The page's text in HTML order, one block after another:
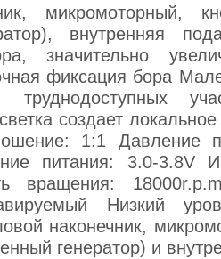
микромоторный,
внутренняя
значительно
фиксация бора
труднодоступных
создает
1:1 Давление
питания: 3.0-3.8V
вращения:
Низкий
наконечник,
генератор) и